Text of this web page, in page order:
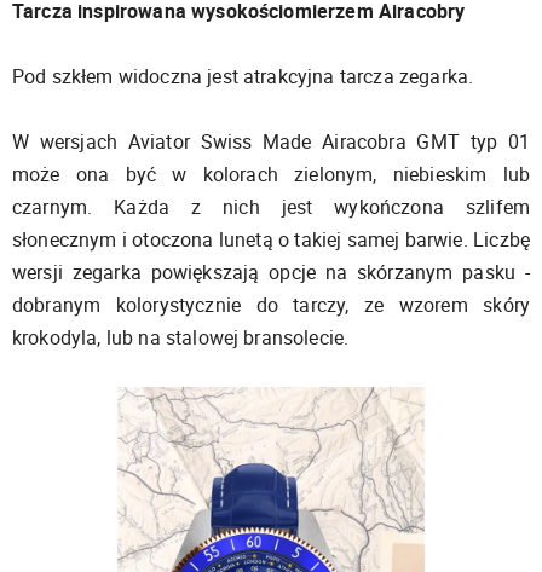
Tarcza inspirowana wysokościomierzem Airacobry
Pod szkłem widoczna jest atrakcyjna tarcza zegarka.
W wersjach Aviator Swiss Made Airacobra GMT typ 01
może ona być w kolorach zielonym, niebieskim lub
czarnym. Każda z nich jest wykończona szlifem
słonecznym i otoczona lunetą o takiej samej barwie. Liczbę
wersji zegarka powiększają opcje na skórzanym pasku -
dobranym kolorystycznie do tarczy, ze wzorem skóry
krokodyla, lub na stalowej bransolecie.